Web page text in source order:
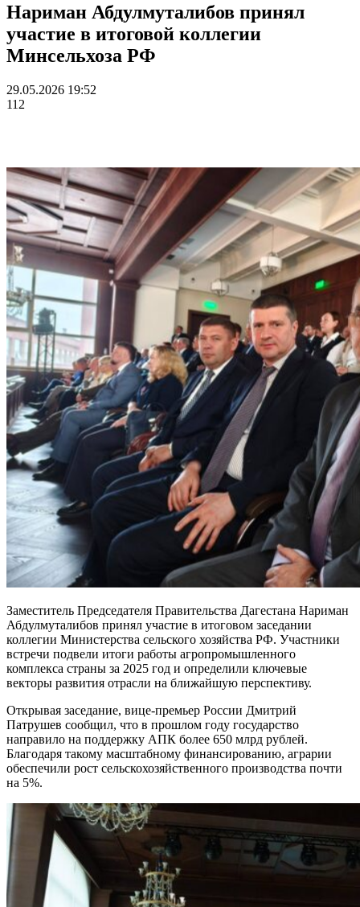
Нариман Абдулмуталибов принял
участие в итоговой коллегии
Минсельхоза РФ
29.05.2026 19:52
112
Заместитель Председателя Правительства Дагестана Нариман
Абдулмуталибов принял участие в итоговом заседании
коллегии Министерства сельского хозяйства РФ. Участники
встречи подвели итоги работы агропромышленного
комплекса страны за 2025 год и определили ключевые
векторы развития отрасли на ближайшую перспективу.
Открывая заседание, вице-премьер России Дмитрий
Патрушев сообщил, что в прошлом году государство
направило на поддержку АПК более 650 млрд рублей.
Благодаря такому масштабному финансированию, аграрии
обеспечили рост сельскохозяйственного производства почти
на 5%.